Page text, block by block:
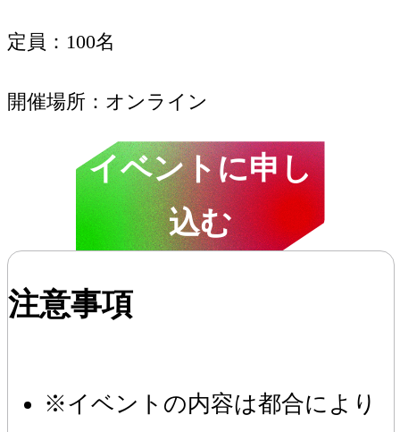
定員 100名
開催場所 オンライン
イベントに申し
込む
注意事項
イベントの内容は都合により